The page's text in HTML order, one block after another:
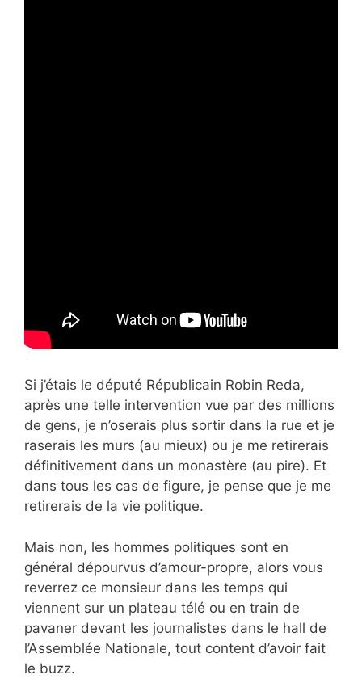
Si j’étais le député Républicain Robin Reda,
après une telle intervention vue par des millions
de gens, je n’oserais plus sortir dans la rue et je
raserais les murs (au mieux) ou je me retirerais
définitivement dans un monastère (au pire). Et
dans tous les cas de figure, je pense que je me
retirerais de la vie politique.
Mais non, les hommes politiques sont en
général dépourvus d’amour-propre, alors vous
reverrez ce monsieur dans les temps qui
viennent sur un plateau télé ou en train de
pavaner devant les journalistes dans le hall de
l’Assemblée Nationale, tout content d’avoir fait
le buzz.